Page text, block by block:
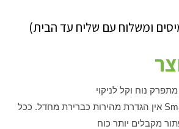
ומשלוח עם שליח עד הבית)
נוח וקל לניקוי
אין הגדרת מהירות כברירת מחדל. ככל
מקבלים יותר כוח